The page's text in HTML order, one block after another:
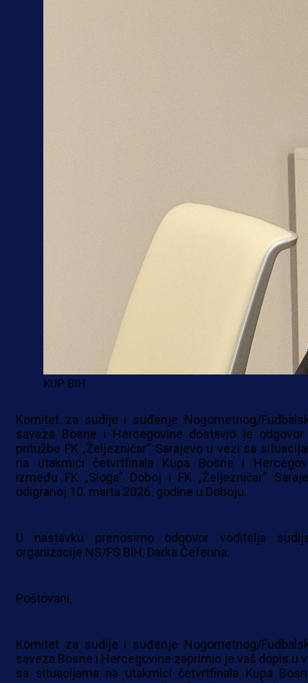
KUP BIH
Komitet za sudije i suđenje Nogometnog/
saveza Bosne i Hercegovine dostavio je odgovor
pritužbe FK „Željezničar“ Sarajevo u vezi sa
na utakmici četvrtfinala Kupa Bosne i
između FK „Sloga“ Doboj i FK „Željezničar“
odigranoj 10. marta 2026. godine u Doboju.
U nastavku prenosimo odgovor voditelja
organizacije NS/FS BiH, Darka Čeferina:
Poštovani,
Komitet za sudije i suđenje Nogometnog/
saveza Bosne i Hercegovine zaprimio je vaš dopis u
sa situacijama na utakmici četvrtfinala Kupa